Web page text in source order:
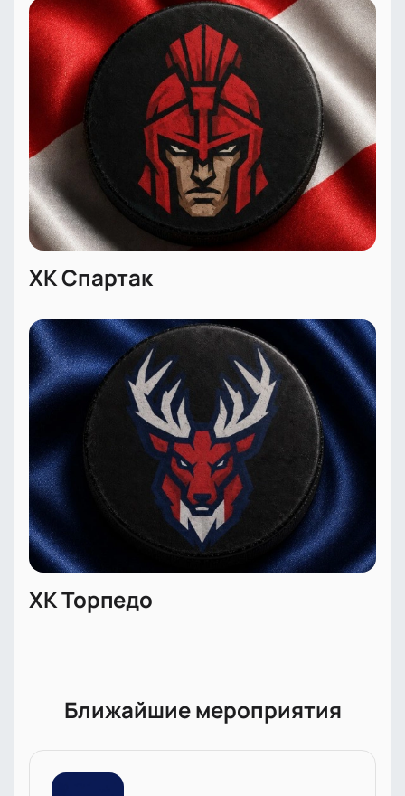
очередей
Возможность заказа по телефону для вашего
удобства
Доступ к ВИП-ложам для особых гостей
Специальные условия для корпоративных
клиентов
Честная стоимость билетов без скрытых
комиссий
Помощь при выборе лучших мест для
просмотра матча
ХК Спартак
ХК Торпедо
Ближайшие мероприятия